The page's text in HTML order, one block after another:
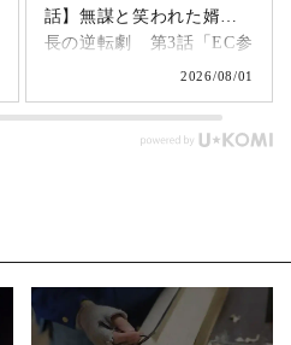
話】無謀と笑われた婿社
長の逆転劇 第3話「EC参
たやじ社長が下した決断
とは。▶ @sotoubaya140
いたそうです。 それで
も、ダメ元で始めた初め
2026/08/01